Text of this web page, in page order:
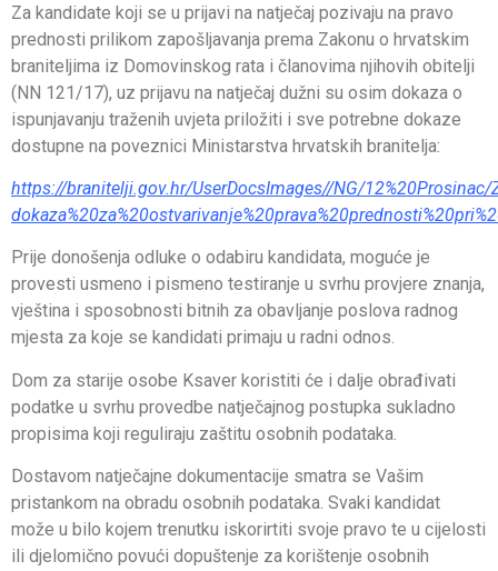
Za kandidate koji se u prijavi na natječaj pozivaju na pravo
prednosti prilikom zapošljavanja prema Zakonu o hrvatskim
braniteljima iz Domovinskog rata i članovima njihovih obitelji
(NN 121/17), uz prijavu na natječaj dužni su osim dokaza o
ispunjavanju traženih uvjeta priložiti i sve potrebne dokaze
dostupne na poveznici Ministarstva hrvatskih branitelja:
https://branitelji.gov.hr/UserDocsImages//NG/12%20Prosinac/
Prije donošenja odluke o odabiru kandidata, moguće je
provesti usmeno i pismeno testiranje u svrhu provjere znanja,
vještina i sposobnosti bitnih za obavljanje poslova radnog
mjesta za koje se kandidati primaju u radni odnos.
Dom za starije osobe Ksaver koristiti će i dalje obrađivati
podatke u svrhu provedbe natječajnog postupka sukladno
propisima koji reguliraju zaštitu osobnih podataka.
Dostavom natječajne dokumentacije smatra se Vašim
pristankom na obradu osobnih podataka. Svaki kandidat
može u bilo kojem trenutku iskorirtiti svoje pravo te u cijelosti
ili djelomično povući dopuštenje za korištenje osobnih